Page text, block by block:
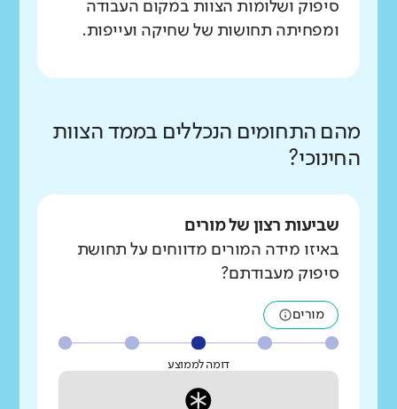
סיפוק ושלומות הצוות במקום העבודה
ומפחיתה תחושות של שחיקה ועייפות.
מהם התחומים הנכללים בממד הצוות
החינוכי?
שביעות רצון של מורים
באיזו מידה המורים מדווחים על תחושת
סיפוק מעבודתם?
מורים
דומה לממוצע